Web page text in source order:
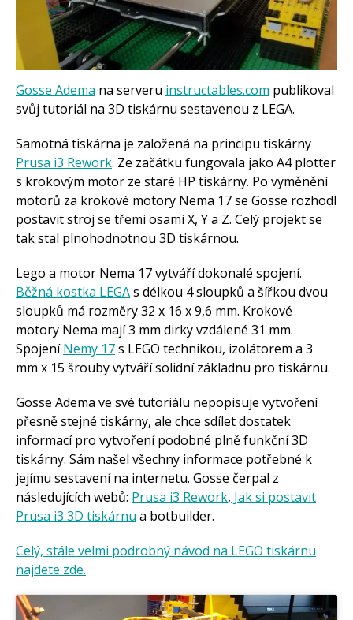
Tinylab
Makeblock
Micro:bit
Videa
Gosse Adema na serveru instructables.com publikoval
svůj tutoriál na 3D tiskárnu sestavenou z LEGA.
Samotná tiskárna je založená na principu tiskárny
Prusa i3 Rework. Ze začátku fungovala jako A4 plotter
s krokovým motor ze staré HP tiskárny. Po vyměnění
motorů za krokové motory Nema 17 se Gosse rozhodl
postavit stroj se třemi osami X, Y a Z. Celý projekt se
tak stal plnohodnotnou 3D tiskárnou.
Lego a motor Nema 17 vytváří dokonalé spojení.
Běžná kostka LEGAs délkou 4 sloupků a šířkou dvou
sloupků má rozměry 32 x 16 x 9,6 mm. Krokové
motory Nema mají 3 mm dirky vzdálené 31 mm.
SpojeníNemy 17s LEGO technikou, izolátorem a 3
mm x 15 šrouby vytváří solidní základnu pro tiskárnu.
Gosse Adema ve své tutoriálu nepopisuje vytvoření
přesně stejné tiskárny, ale chce sdílet dostatek
informací pro vytvoření podobné plně funkční 3D
tiskárny. Sám našel všechny informace potřebné k
jejímu sestavení na internetu. Gosse čerpal z
následujících webů: Prusa i3 Rework, Jak si postavit
Prusa i3 3D tiskárnu a botbuilder.
Celý, stále velmi podrobný návod na LEGO tiskárnu
najdete zde.